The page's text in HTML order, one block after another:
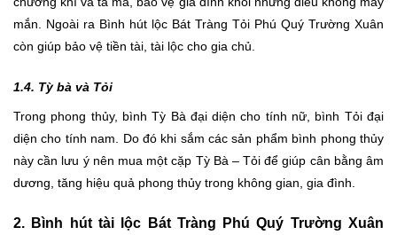
mắn. Ngoài ra Bình hút lộc Bát Tràng Tỏi Phú Quý Trường Xuân
còn giúp bảo vệ tiền tài, tài lộc cho gia chủ.
1.4. Tỳ bà và Tỏi
Trong phong thủy, bình Tỳ Bà đại diện cho tính nữ, bình Tỏi đại
diện cho tính nam. Do đó khi sắm các sản phẩm bình phong thủy
này cần lưu ý nên mua một cặp Tỳ Bà – Tỏi để giúp cân bằng âm
dương, tăng hiệu quả phong thủy trong không gian, gia đình.
2. Bình hút tài lộc Bát Tràng Phú Quý Trường Xuân